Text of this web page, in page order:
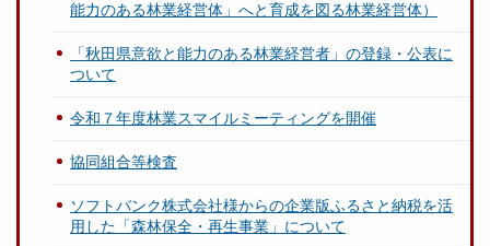
能力のある林業経営体」へと育成を図る林業経営体）
「秋田県意欲と能力のある林業経営者」の登録・公表に
ついて
令和７年度林業スマイルミーティングを開催
協同組合等検査
ソフトバンク株式会社様からの企業版ふるさと納税を活
用した「森林保全・再生事業」について